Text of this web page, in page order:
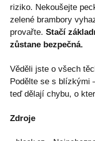
riziko. Nekoušejte
zelené brambory
provařte. Stačí
zůstane bezpečná.
Věděli jste o všech
Podělte se s blízkými
teď dělají chybu, o
Zdroje